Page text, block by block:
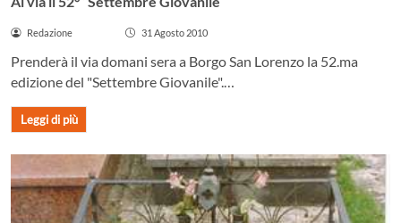
Redazione 31 Agosto 2010
Prenderà il via domani sera a Borgo San Lorenzo la 52.ma
edizione del "Settembre Giovanile".…
Leggi di più